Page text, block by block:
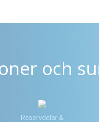
och
Reservdelar &